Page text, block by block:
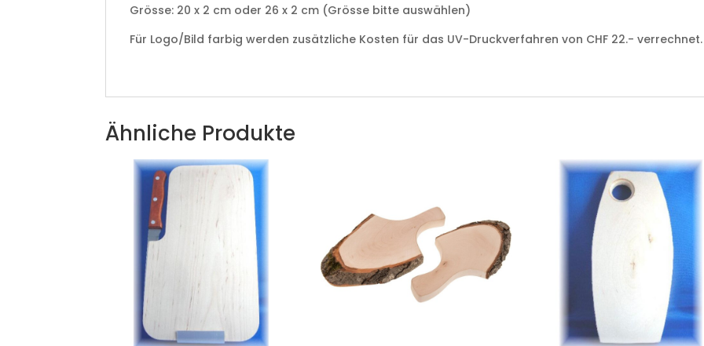
Grösse: 20 x 2 cm oder 26 x 2 cm (Grösse bitte auswählen)
Für Logo/Bild farbig werden zusätzliche Kosten für das UV-Druckverfahren von CHF 22.- verrechnet.
Ähnliche Produkte